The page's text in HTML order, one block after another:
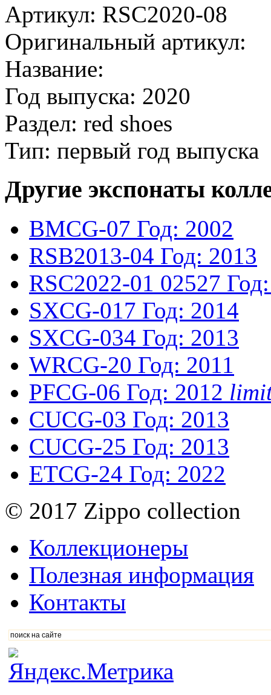
Артикул: RSC2020-08
Оригинальный артикул:
Название:
Год выпуска: 2020
Раздел: red shoes
Тип: первый год выпуска
Другие экспонаты
BMCG-07 Год: 2002
RSB2013-04 Год: 2013
RSC2022-01 02527
SXCG-017 Год: 2014
SXCG-034 Год: 2013
WRCG-20 Год: 2011
PFCG-06 Год: 2012
CUCG-03 Год: 2013
CUCG-25 Год: 2013
ETCG-24 Год: 2022
© 2017 Zippo collection
Коллекционеры
Полезная информация
Контакты